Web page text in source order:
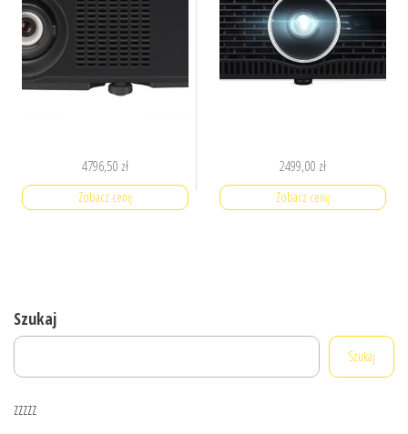
4796,50 zł
Zobacz cenę
2499,00 zł
Zobacz cenę
Szukaj
Szukaj
zzzzz